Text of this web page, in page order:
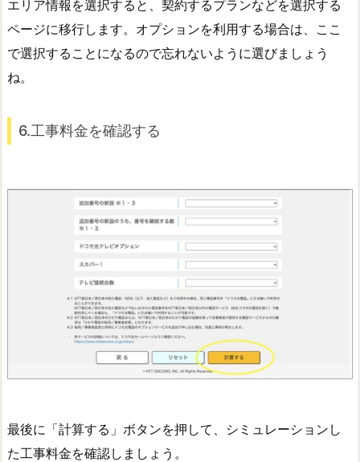
エリア情報を選択すると、契約するプランなどを選択する
ページに移行します。オプションを利用する場合は、ここ
で選択することになるので忘れないように選びましょう
ね。
6.工事料金を確認する
最後に「計算する」ボタンを押して、シミュレーションし
た工事料金を確認しましょう。